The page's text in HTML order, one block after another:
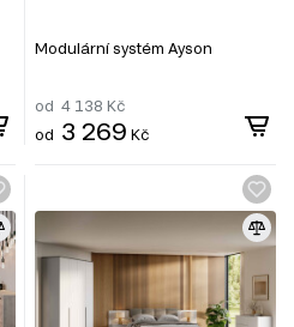
Modulární systém Ayson
od 4 138 Kč
od 3 269 Kč